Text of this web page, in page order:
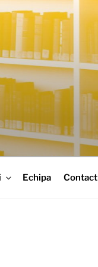
Echipa Contact